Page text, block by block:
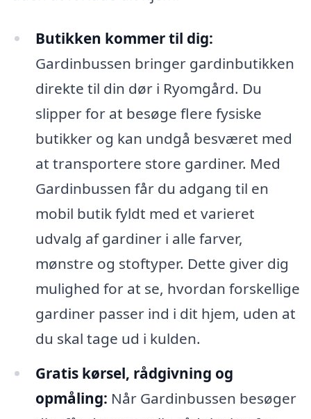
Butikken kommer til dig:
Gardinbussen bringer gardinbutikken
direkte til din dør i Ryomgård. Du
slipper for at besøge flere fysiske
butikker og kan undgå besværet med
at transportere store gardiner. Med
Gardinbussen får du adgang til en
mobil butik fyldt med et varieret
udvalg af gardiner i alle farver,
mønstre og stoftyper. Dette giver dig
mulighed for at se, hvordan forskellige
gardiner passer ind i dit hjem, uden at
du skal tage ud i kulden.
Gratis kørsel, rådgivning og
opmåling: Når Gardinbussen besøger